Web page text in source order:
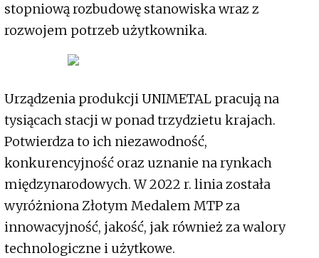
stopniową rozbudowę stanowiska wraz z
rozwojem potrzeb użytkownika.
Urządzenia produkcji UNIMETAL pracują na
tysiącach stacji w ponad trzydzietu krajach.
Potwierdza to ich niezawodność,
konkurencyjność oraz uznanie na rynkach
międzynarodowych. W 2022 r. linia została
wyróżniona Złotym Medalem MTP za
innowacyjność, jakość, jak również za walory
technologiczne i użytkowe.